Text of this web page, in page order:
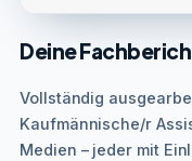
Deine
Vollständig
Kaufmännische/r
Medien – jeder mit